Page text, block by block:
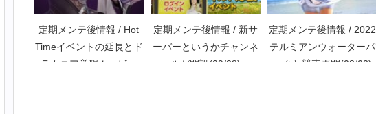
定期メンテ後情報 / Hot
Timeイベントの延長とド
ラカニア覚醒ムービー
定期メンテ後情報 / 新サ
ーバーというかチャンネ
ルが開設(09/28)
定期メンテ後情報 / 2022
テルミアンウォーターパ
ークと競売再開(08/03)